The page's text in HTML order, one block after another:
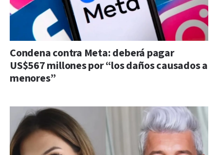
Condena contra Meta: deberá pagar
US$567 millones por “los daños causados a
menores”